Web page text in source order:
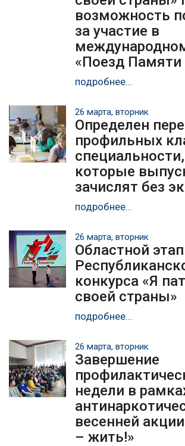
возможность
за участие в
«Поезд Памяти
подробнее...
26 марта, вторник
Определен
профильных
которые
зачислят без
подробнее...
26 марта, вторник
Областной этап
конкурса «Я
своей страны»
подробнее...
26 марта, вторник
Завершение
недели в
весенней
– жить!»